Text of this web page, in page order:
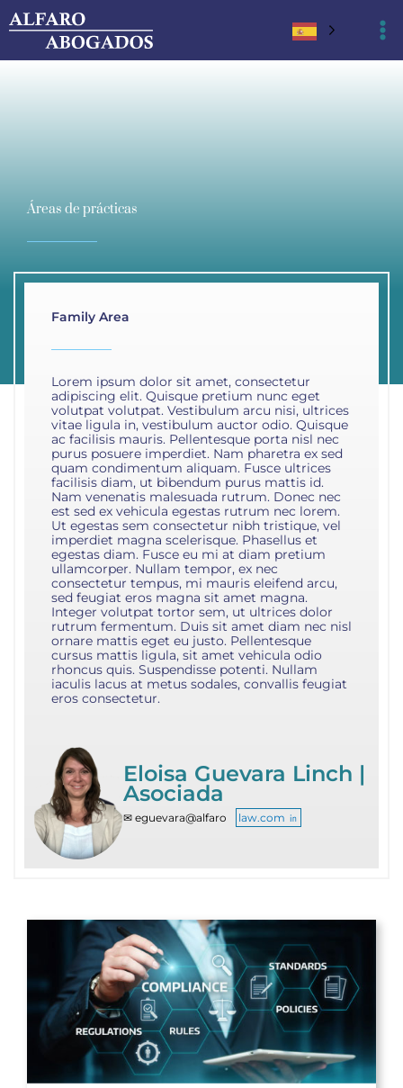
al
contenido
Áreas de prácticas
Family Area
Lorem ipsum dolor sit amet, consectetur
adipiscing elit. Quisque pretium nunc eget
volutpat volutpat. Vestibulum arcu nisi, ultrices
vitae ligula in, vestibulum auctor odio. Quisque
ac facilisis mauris. Pellentesque porta nisl nec
purus posuere imperdiet. Nam pharetra ex sed
quam condimentum aliquam. Fusce ultrices
facilisis diam, ut bibendum purus mattis id.
Nam venenatis malesuada rutrum. Donec nec
est sed ex vehicula egestas rutrum nec lorem.
Ut egestas sem consectetur nibh tristique, vel
imperdiet magna scelerisque. Phasellus et
egestas diam. Fusce eu mi at diam pretium
ullamcorper. Nullam tempor, ex nec
consectetur tempus, mi mauris eleifend arcu,
sed feugiat eros magna sit amet magna.
Integer volutpat tortor sem, ut ultrices dolor
rutrum fermentum. Duis sit amet diam nec nisl
ornare mattis eget eu justo. Pellentesque
cursus mattis ligula, sit amet vehicula odio
rhoncus quis. Suspendisse potenti. Nullam
iaculis lacus at metus sodales, convallis feugiat
eros consectetur.
Eloisa Guevara Linch |
Asociada
✉ eguevara@alfaro law.com ㏌